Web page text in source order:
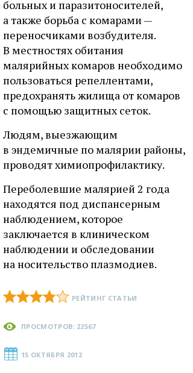
больных и паразитоносителей,
а также борьба с комарами —
переносчиками возбудителя.
В местностях обитания
малярийных комаров необходимо
пользоваться репеллентами,
предохранять жилища от комаров
с помощью защитных сеток.
Людям, выезжающим
в эндемичные по малярии районы,
проводят химиопрофилактику.
Переболевшие малярией 2 года
находятся под диспансерным
наблюдением, которое
заключается в клиническом
наблюдении и обследовании
на носительство плазмодиев.
РЕЙТИНГ СТАТЬИ
ПРОСМОТРОВ: 22567
15 ОКТЯБРЯ 2012